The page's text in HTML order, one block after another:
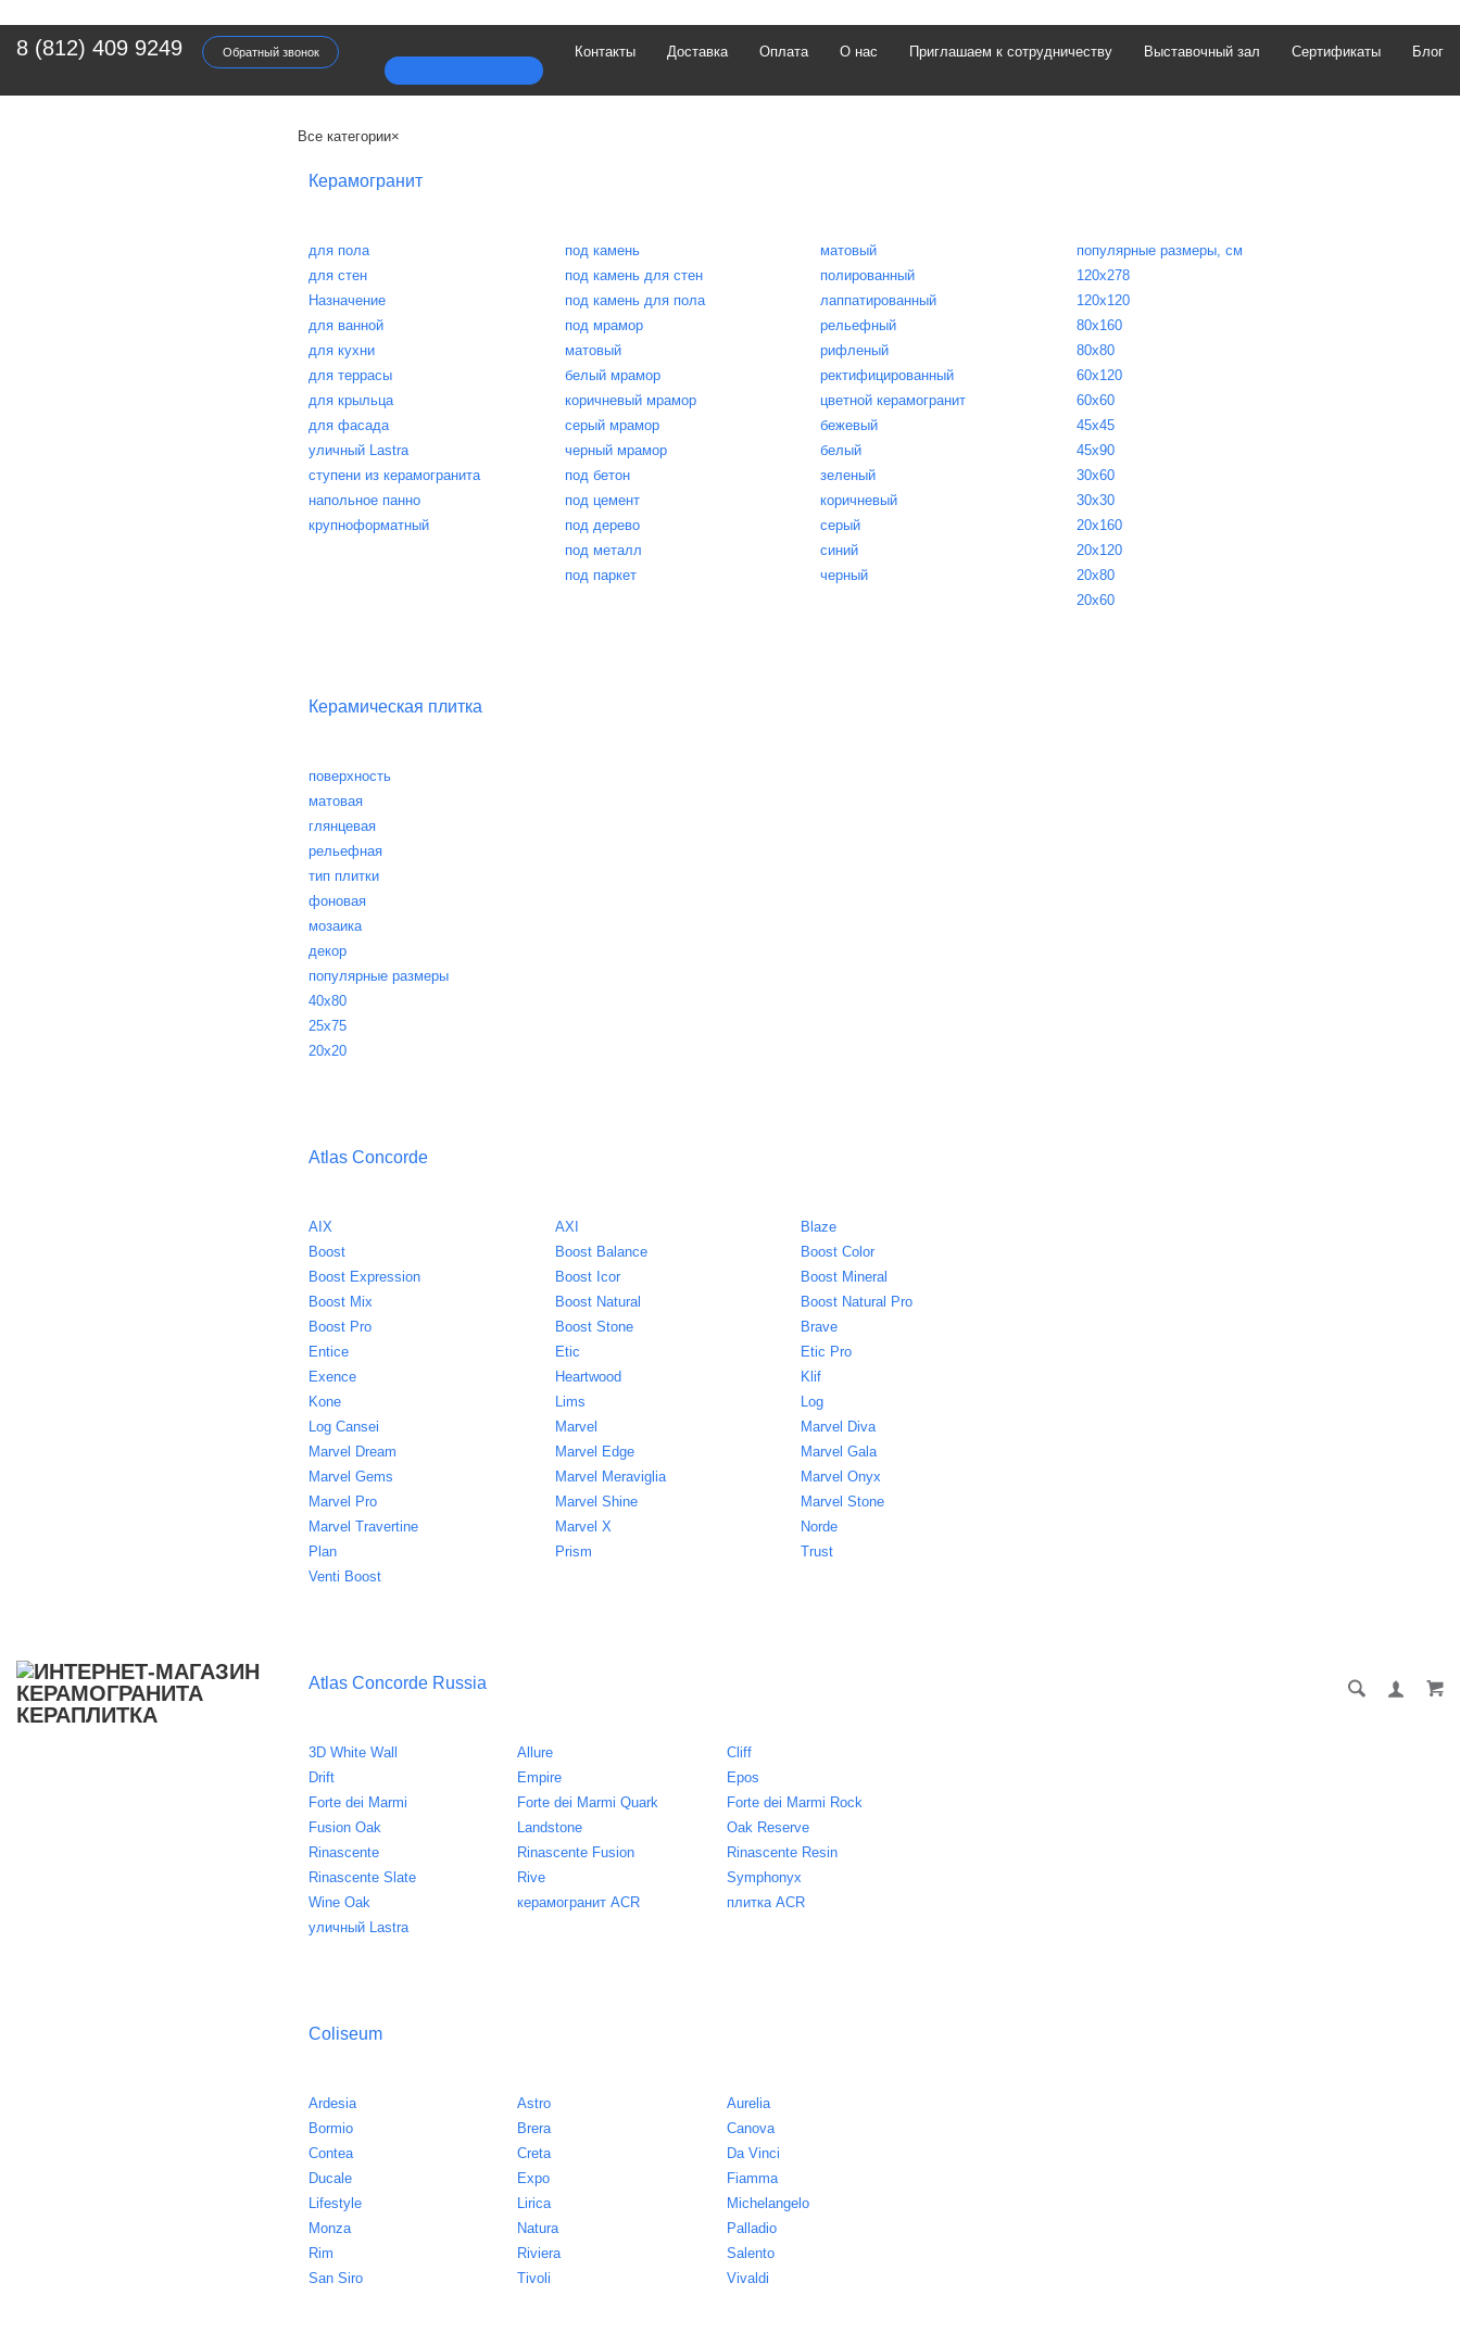
8 (812) 409 9249 Обратный звонок Контакты Доставка Оплата О нас Приглашаем к сотрудничеству Выставочный зал Сертификаты Блог
Все категории×
Керамогранит
для пола
для стен
Назначение
для ванной
для кухни
для террасы
для крыльца
для фасада
уличный Lastra
ступени из керамогранита
напольное панно
крупноформатный
под камень
под камень для стен
под камень для пола
под мрамор
матовый
белый мрамор
коричневый мрамор
серый мрамор
черный мрамор
под бетон
под цемент
под дерево
под металл
под паркет
матовый
полированный
лаппатированный
рельефный
рифленый
ректифицированный
цветной керамогранит
бежевый
белый
зеленый
коричневый
серый
синий
черный
популярные размеры, см
120х278
120х120
80х160
80х80
60х120
60х60
45х45
45х90
30х60
30х30
20х160
20х120
20х80
20х60
Керамическая плитка
поверхность
матовая
глянцевая
рельефная
тип плитки
фоновая
мозаика
декор
популярные размеры
40х80
25х75
20х20
Atlas Concorde
AIX
Boost
Boost Expression
Boost Mix
Boost Pro
Entice
Exence
Kone
Log Cansei
Marvel Dream
Marvel Gems
Marvel Pro
Marvel Travertine
Plan
Venti Boost
AXI
Boost Balance
Boost Icor
Boost Natural
Boost Stone
Etic
Heartwood
Lims
Marvel
Marvel Edge
Marvel Meraviglia
Marvel Shine
Marvel X
Prism
Blaze
Boost Color
Boost Mineral
Boost Natural Pro
Brave
Etic Pro
Klif
Log
Marvel Diva
Marvel Gala
Marvel Onyx
Marvel Stone
Norde
Trust
Atlas Concorde Russia
3D White Wall
Drift
Forte dei Marmi
Fusion Oak
Rinascente
Rinascente Slate
Wine Oak
уличный Lastra
Allure
Empire
Forte dei Marmi Quark
Landstone
Rinascente Fusion
Rive
керамогранит ACR
Cliff
Epos
Forte dei Marmi Rock
Oak Reserve
Rinascente Resin
Symphonyx
плитка ACR
Coliseum
Ardesia
Bormio
Contea
Ducale
Lifestyle
Monza
Rim
San Siro
Astro
Brera
Creta
Expo
Lirica
Natura
Riviera
Tivoli
Aurelia
Canova
Da Vinci
Fiamma
Michelangelo
Palladio
Salento
Vivaldi